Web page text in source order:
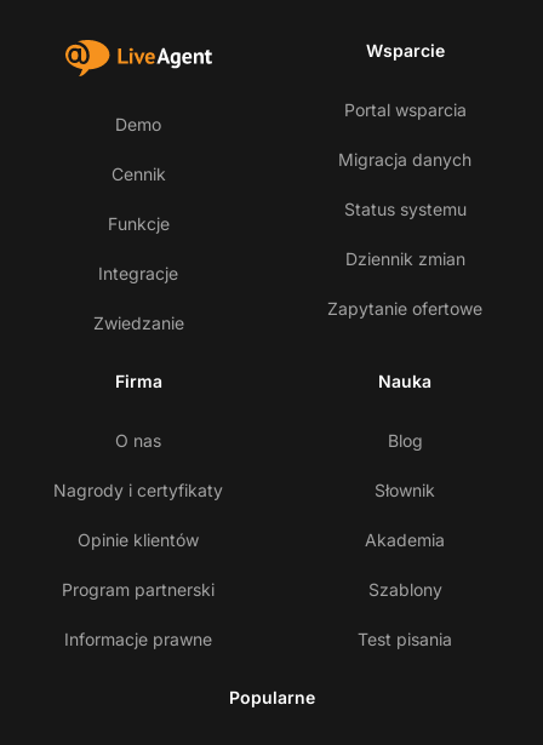
Demo
Cennik
Funkcje
Integracje
Zwiedzanie
Wsparcie
Portal wsparcia
Migracja danych
Status systemu
Dziennik zmian
Zapytanie ofertowe
Firma
O nas
Nagrody i certyfikaty
Opinie klientów
Program partnerski
Informacje prawne
Nauka
Blog
Słownik
Akademia
Szablony
Test pisania
Popularne